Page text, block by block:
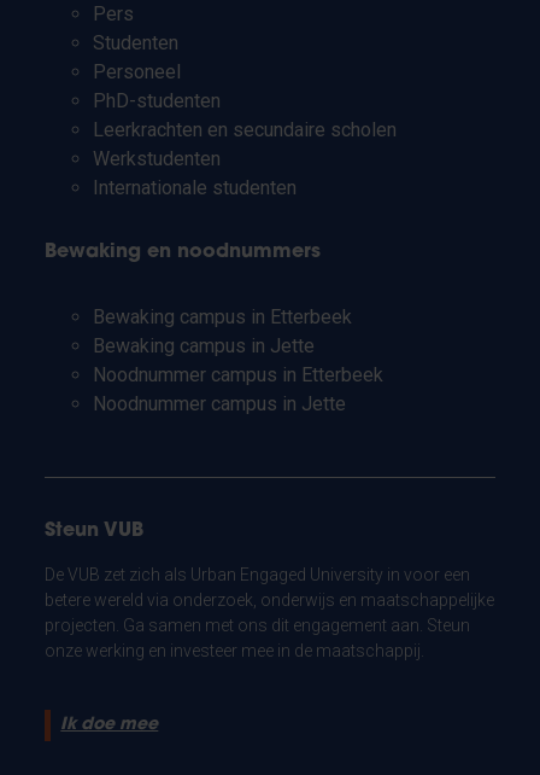
Pers
Studenten
Personeel
PhD-studenten
Leerkrachten en secundaire scholen
Werkstudenten
Internationale studenten
Bewaking en noodnummers
Bewaking campus in Etterbeek
Bewaking campus in Jette
Noodnummer campus in Etterbeek
Noodnummer campus in Jette
Steun VUB
De VUB zet zich als Urban Engaged University in voor een
betere wereld via onderzoek, onderwijs en maatschappelijke
projecten. Ga samen met ons dit engagement aan. Steun
onze werking en investeer mee in de maatschappij.
Ik doe mee